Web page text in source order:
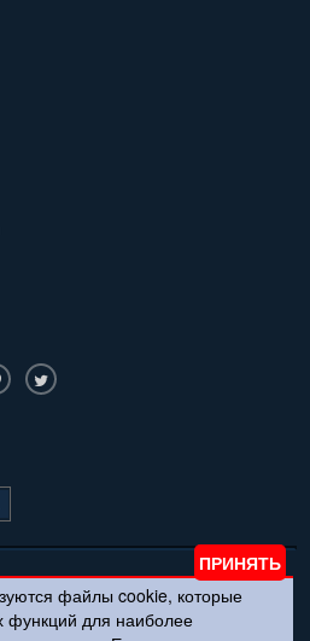
файлы cookie, которые
функций для наиболее